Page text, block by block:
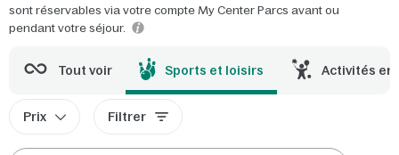
sont réservables via votre compte My Center Parcs avant ou
pendant votre séjour.
Tout voir Sports et loisirs Activités
Prix Filtrer